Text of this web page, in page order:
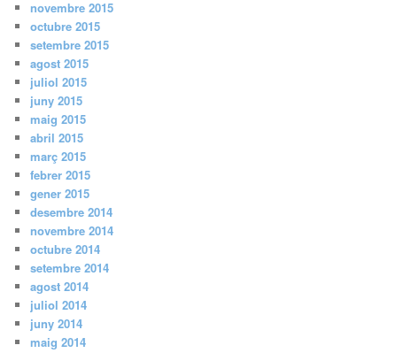
novembre 2015
octubre 2015
setembre 2015
agost 2015
juliol 2015
juny 2015
maig 2015
abril 2015
març 2015
febrer 2015
gener 2015
desembre 2014
novembre 2014
octubre 2014
setembre 2014
agost 2014
juliol 2014
juny 2014
maig 2014